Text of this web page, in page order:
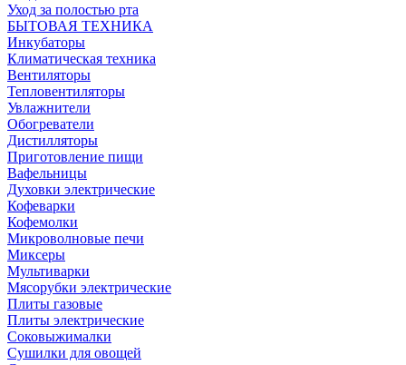
Уход за полостью рта
БЫТОВАЯ ТЕХНИКА
Инкубаторы
Климатическая техника
Вентиляторы
Тепловентиляторы
Увлажнители
Обогреватели
Дистилляторы
Приготовление пищи
Вафельницы
Духовки электрические
Кофеварки
Кофемолки
Микроволновые печи
Миксеры
Мультиварки
Мясорубки электрические
Плиты газовые
Плиты электрические
Соковыжималки
Сушилки для овощей